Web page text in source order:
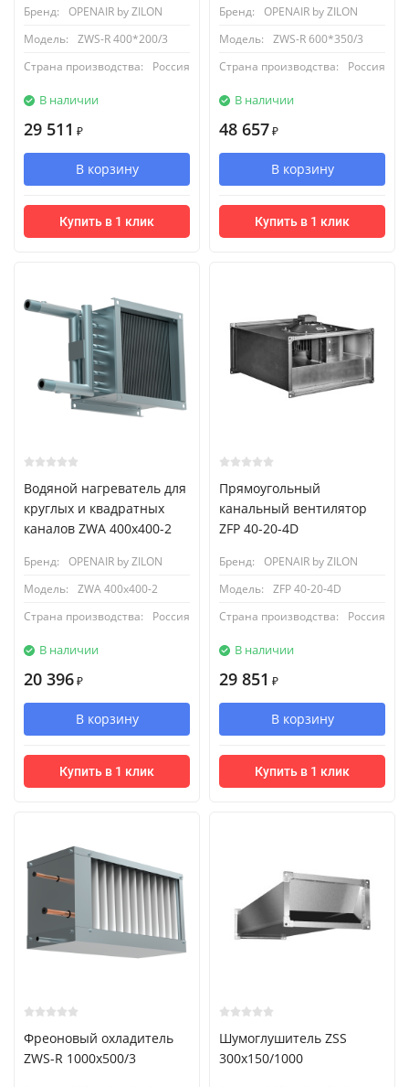
Бренд:
OPENAIR by ZILON
Модель:
ZWS-R 400*200/3
Страна производства:
Россия
В наличии
29 511 ₽
В корзину
Купить в 1 клик
Бренд:
OPENAIR by ZILON
Модель:
ZWS-R 600*350/3
Страна производства:
Россия
В наличии
48 657 ₽
В корзину
Купить в 1 клик
Водяной нагреватель для
круглых и квадратных
каналов ZWA 400x400-2
Бренд:
OPENAIR by ZILON
Модель:
ZWA 400x400-2
Страна производства:
Россия
В наличии
20 396 ₽
В корзину
Купить в 1 клик
Прямоугольный
канальный вентилятор
ZFP 40-20-4D
Бренд:
OPENAIR by ZILON
Модель:
ZFP 40-20-4D
Страна производства:
Россия
В наличии
29 851 ₽
В корзину
Купить в 1 клик
Фреоновый охладитель
ZWS-R 1000x500/3
Шумоглушитель ZSS
300x150/1000